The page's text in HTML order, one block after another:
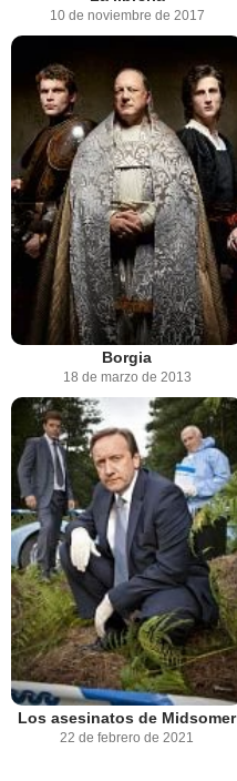
10 de noviembre de 2017
Borgia
18 de marzo de 2013
Los asesinatos de Midsomer
22 de febrero de 2021